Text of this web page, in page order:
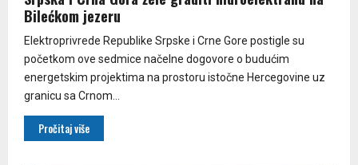
Bilećkom jezeru
Elektroprivrede Republike Srpske i Crne Gore postigle su
početkom ove sedmice načelne dogovore o budućim
energetskim projektima na prostoru istočne Hercegovine uz
granicu sa Crnom...
Pročitaj više